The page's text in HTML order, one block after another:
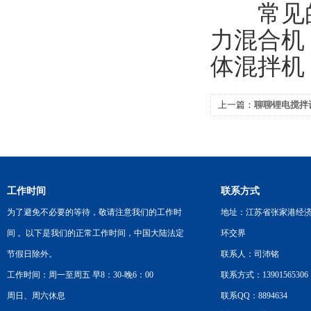
常见的
力混合
体混拌
上一篇： 聊聊锂电搅拌
工作时间
为了避免不必要的等待，敬请注意我们的工作时
间 。以下是我们的正常工作时间，中国大陆法定
节假日除外。
工作时间：周一至周五 早8：30-晚6：00
周日、周六休息
联系方式
地址：江苏省张家港经
环交界
联系人：司沛铭
联系方式：13901565306
联系QQ：8894634